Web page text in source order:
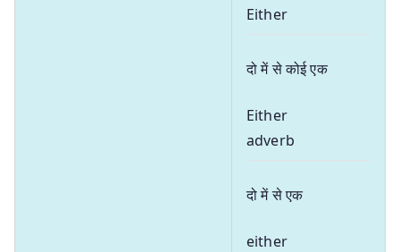
Either
दो में से कोई एक
Either
adverb
दो में से एक
either